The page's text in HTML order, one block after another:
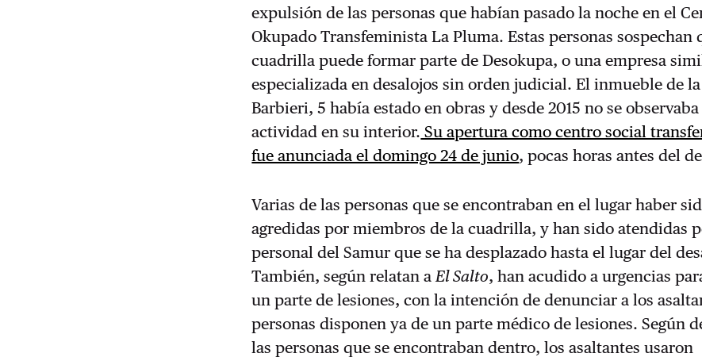
expulsión de las personas que habían pasado la noche en el
Okupado Transfeminista La Pluma. Estas personas sospechan
cuadrilla puede formar parte de Desokupa, o una empresa
especializada en desalojos sin orden judicial. El inmueble de
Barbieri, 5 había estado en obras y desde 2015 no se
actividad en su interior. Su apertura como centro social
fue anunciada el domingo 24 de junio, pocas horas antes del
Varias de las personas que se encontraban en el lugar haber
agredidas por miembros de la cuadrilla, y han sido atendidas
personal del Samur que se ha desplazado hasta el lugar del
También, según relatan aEl Salto, han acudido a urgencias
un parte de lesiones, con la intención de denunciar a los
personas disponen ya de un parte médico de lesiones. Según
las personas que se encontraban dentro, los asaltantes usaron